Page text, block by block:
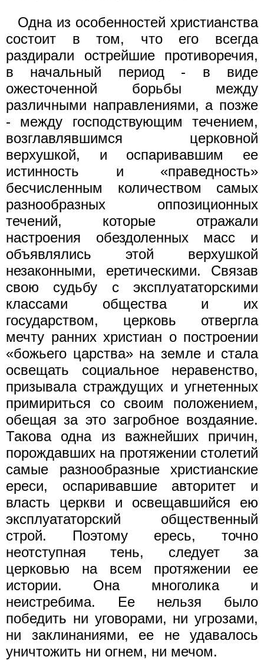
Одна из особенностей христианства
состоит в том, что его всегда
раздирали острейшие противоречия,
в начальный период - в виде
ожесточенной борьбы между
различными направлениями, а позже
- между господствующим течением,
возглавлявшимся церковной
верхушкой, и оспаривавшим ее
истинность и «праведность»
бесчисленным количеством самых
разнообразных оппозиционных
течений, которые отражали
настроения обездоленных масс и
объявлялись этой верхушкой
незаконными, еретическими. Связав
свою судьбу с эксплуататорскими
классами общества и их
государством, церковь отвергла
мечту ранних христиан о построении
«божьего царства» на земле и стала
освещать социальное неравенство,
призывала страждущих и угнетенных
примириться со своим положением,
обещая за это загробное воздаяние.
Такова одна из важнейших причин,
порождавших на протяжении столетий
самые разнообразные христианские
ереси, оспаривавшие авторитет и
власть церкви и освещавшийся ею
эксплуататорский общественный
строй. Поэтому ересь, точно
неотступная тень, следует за
церковью на всем протяжении ее
истории. Она многолика и
неистребима. Ее нельзя было
победить ни уговорами, ни угрозами,
ни заклинаниями, ее не удавалось
уничтожить ни огнем, ни мечом.